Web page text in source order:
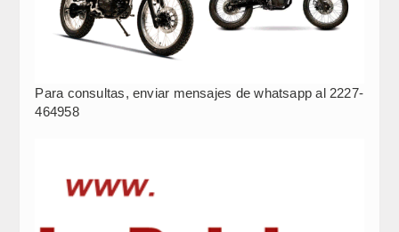
Para consultas, enviar mensajes de whatsapp al 2227-
464958